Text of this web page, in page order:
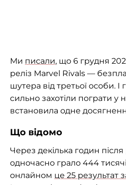
Ми писали, що 6 грудня
реліз Marvel Rivals —
шутера від третьої особи. І
сильно захотіли пограти у
встановила одне
Що відомо
Через декілька годин
одночасно грало 444
онлайном це 25 результат